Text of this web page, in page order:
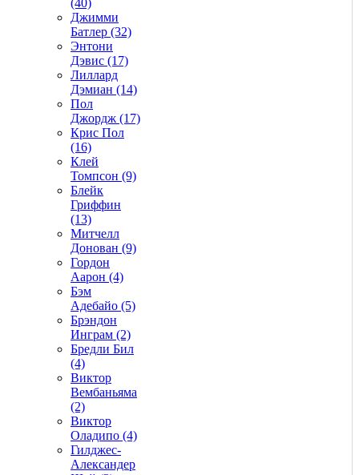
Джимми
Батлер (32)
Энтони
Дэвис (17)
Лиллард
Дэмиан (14)
Пол
Джордж (17)
Крис Пол
(16)
Клей
Томпсон (9)
Блейк
Гриффин
(13)
Митчелл
Донован (9)
Гордон
Аарон (4)
Бэм
Адебайо (5)
Брэндон
Инграм (2)
Бредли Бил
(4)
Виктор
Вембаньяма
(2)
Виктор
Оладипо (4)
Гилджес-
Александер